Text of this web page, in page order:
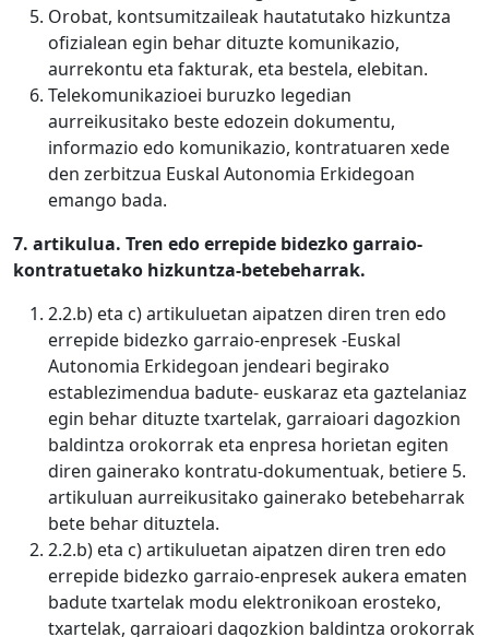
Orobat, kontsumitzaileak hautatutako hizkuntza
ofizialean egin behar dituzte komunikazio,
aurrekontu eta fakturak, eta bestela, elebitan.
Telekomunikazioei buruzko legedian
aurreikusitako beste edozein dokumentu,
informazio edo komunikazio, kontratuaren xede
den zerbitzua Euskal Autonomia Erkidegoan
emango bada.
7. artikulua. Tren edo errepide bidezko garraio-
kontratuetako hizkuntza-betebeharrak.
2.2.b) eta c) artikuluetan aipatzen diren tren edo
errepide bidezko garraio-enpresek -Euskal
Autonomia Erkidegoan jendeari begirako
establezimendua badute- euskaraz eta gaztelaniaz
egin behar dituzte txartelak, garraioari dagozkion
baldintza orokorrak eta enpresa horietan egiten
diren gainerako kontratu-dokumentuak, betiere 5.
artikuluan aurreikusitako gainerako betebeharrak
bete behar dituztela.
2.2.b) eta c) artikuluetan aipatzen diren tren edo
errepide bidezko garraio-enpresek aukera ematen
badute txartelak modu elektronikoan erosteko,
txartelak, garraioari dagozkion baldintza orokorrak